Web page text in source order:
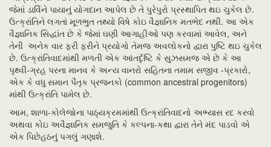
જેમાં ડાર્વિને પાયાનું યોગદાન આપેલ છે તે પુરેપુરો પ્રસ્થાપિત થઇ ચુકેલ છે.
ઉત્ક્રાંતિને લગતાં મૂળભુત તથ્યો વિષે કોઇ વૈજ્ઞાનિક મતભેદ નથી. આ એક
વૈજ્ઞાનિક સિદ્ધાંત છે કે જેમાં ઘણી આગાહીઓ પણ કરવામાં આવેલ, અને
તેની અનેક વાર ફરી ફરીને પ્રયોગો તેમજ અવલોકનો દ્વારા પુષ્ટિ થઇ ચુકેલ
છે. ઉત્ક્રાંતિવાદમાંથી મળતી એક આંતર્દૃષ્ટિ કે સુઝસમજ એ છે કે આ
પૃથ્વી-ગ્રહ પરના માનવ કે અન્ય વાનરો સહિતના તમામ સજીવ -પ્રકારો,
એક કે વધુ સમાન પૈતૃક પ્રજનકો (common ancestral progenitors)
માંથી ઉત્ક્રાંતિ પામેલ છે.
આમ, શાળા-કોલેજોના પાઠ્યક્રમમાંથી ઉત્ક્રાંતિવાદનો અભ્યાસ રદ કરવો
અથવા કોઇ અવૈજ્ઞાનિક સમજુતિ કે કલ્પના-કથા દ્વારા તેને મંદ પાડવો એ
એક પિછેહઠનું પગલું ગણાશે.